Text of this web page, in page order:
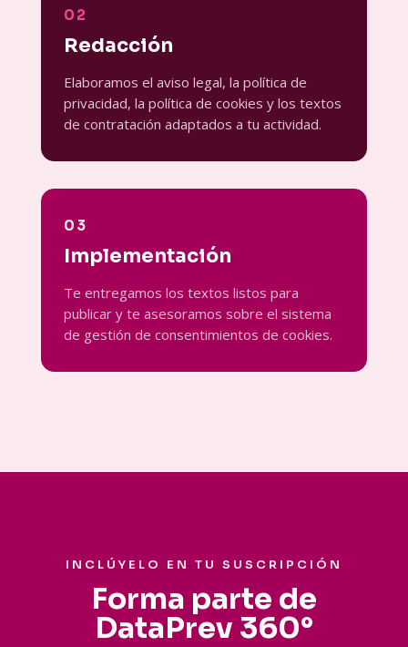
02
Redacción
Elaboramos el aviso legal, la política de
privacidad, la política de cookies y los textos
de contratación adaptados a tu actividad.
03
Implementación
Te entregamos los textos listos para
publicar y te asesoramos sobre el sistema
de gestión de consentimientos de cookies.
INCLÚYELO EN TU SUSCRIPCIÓN
Forma parte de
DataPrev 360°